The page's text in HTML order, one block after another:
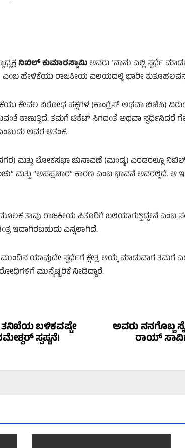
ನಿಖಿಲ್ ಕುಮಾರಸ್ವಾಮಿಅವರು ʼನಾನು ಎಲ್ಲಿ ಸ್ಪರ್ಧೆ
ಎಂಬ ಹೇಳಿಕೆಯು ರಾಜಕೀಯ ವಲಯದಲ್ಲಿ ಭಾರೀ
ಕೇವಲ ವಿರೋಧ ಪಕ್ಷಗಳ (ಕಾಂಗ್ರೆಸ್ ಅಥವಾ ಬಿಜೆಪಿ) ವಿರುದ್ಧ
ಕಾಣುತ್ತಿದೆ. ತಮಗೆ ಟಿಕೆಟ್ ಸಿಗದಂತೆ ಅಥವಾ ಸ್ಪರ್ಧಿಸಿದರೆ
ಅವರ ಆತಂಕ.
ಮತ್ತು ಲೋಕಸಭಾ ಚುನಾವಣೆ (ಮಂಡ್ಯ) ಎರಡರಲ್ಲೂ
ಮತ್ತು “ಅಪಪ್ರಚಾರ” ಕಾರಣ ಎಂಬ ಭಾವನೆ ಅವರಲ್ಲಿದೆ. ಆ
ತಾವು ರಾಜಕೀಯ ಪಿತೂರಿಗೆ ಬಲಿಯಾಗುತ್ತಿದ್ದೇನೆ ಎಂಬ
ಇದಾಗಿರಬಹುದು ಎನ್ನಲಾಗಿದೆ.
ಯಾವುದೇ ಸ್ಪರ್ಧೆಗೆ ಕ್ಷೇತ್ರ ಆಯ್ಕೆ ಮಾಡುವಾಗ ತಮಗೆ
ಮುನ್ನೆಚ್ಚರಿಕೆ ನೀಡಿದ್ದಾರೆ.
ಅವರು ನನಗೊಬ್ಬ
ರಾಯ್
ತನಿಖೆಯ ಬಳಿಕವಷ್ಟೇ
ಸ್ಪಷ್ಟನೆ!